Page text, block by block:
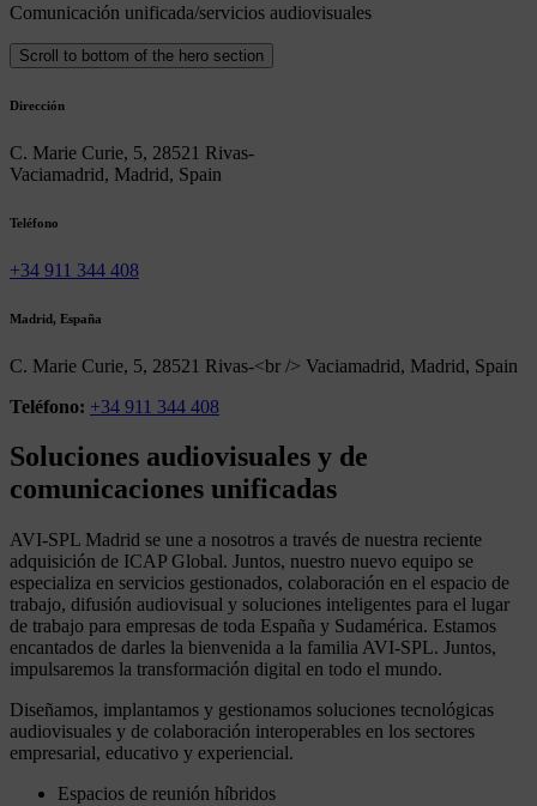
Comunicación unificada/servicios audiovisuales
Scroll to bottom of the hero section
Dirección
C. Marie Curie, 5, 28521 Rivas-
Vaciamadrid, Madrid, Spain
Teléfono
+34 911 344 408
Madrid, España
C. Marie Curie, 5, 28521 Rivas-<br /> Vaciamadrid, Madrid, Spain
Teléfono: +34 911 344 408
Soluciones audiovisuales y de
comunicaciones unificadas
AVI-SPL Madrid se une a nosotros a través de nuestra reciente
adquisición de ICAP Global. Juntos, nuestro nuevo equipo se
especializa en servicios gestionados, colaboración en el espacio de
trabajo, difusión audiovisual y soluciones inteligentes para el lugar
de trabajo para empresas de toda España y Sudamérica. Estamos
encantados de darles la bienvenida a la familia AVI-SPL. Juntos,
impulsaremos la transformación digital en todo el mundo.
Diseñamos, implantamos y gestionamos soluciones tecnológicas
audiovisuales y de colaboración interoperables en los sectores
empresarial, educativo y experiencial.
Espacios de reunión híbridos